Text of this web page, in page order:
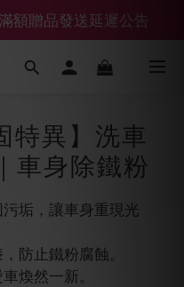
定】優惠搭車金
定】優惠搭車金
特異】洗車
車身除鐵粉
垢，讓車身重現光
防止鐵粉腐蝕。
煥然一新。